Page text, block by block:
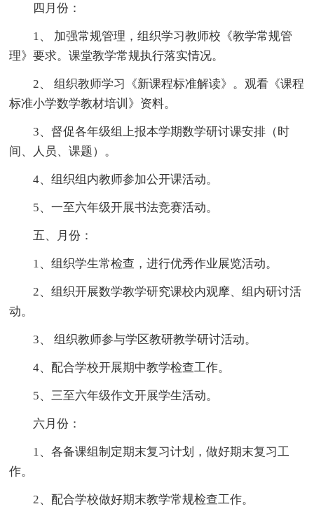
四月份：
1、 加强常规管理，组织学习教师校《教学常规管
理》要求。课堂教学常规执行落实情况。
2、 组织教师学习《新课程标准解读》。观看《课程
标准小学数学教材培训》资料。
3、督促各年级组上报本学期数学研讨课安排（时
间、人员、课题）。
4、组织组内教师参加公开课活动。
5、一至六年级开展书法竞赛活动。
五、月份：
1、组织学生常检查，进行优秀作业展览活动。
2、组织开展数学教学研究课校内观摩、组内研讨活
动。
3、 组织教师参与学区教研教学研讨活动。
4、配合学校开展期中教学检查工作。
5、三至六年级作文开展学生活动。
六月份：
1、各备课组制定期末复习计划，做好期末复习工
作。
2、配合学校做好期末教学常规检查工作。